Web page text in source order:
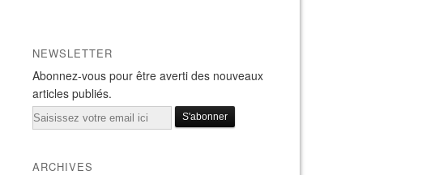
NEWSLETTER
Abonnez-vous pour être averti des nouveaux
articles publiés.
Email
ARCHIVES